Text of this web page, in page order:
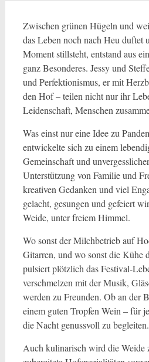
Zwischen grünen Hügeln und
das Leben noch nach Heu duftet
Moment stillsteht, entstand aus
ganz Besonderes. Jessy und
und Perfektionismus, er mit
den Hof – teilen nicht nur ihr
Leidenschaft, Menschen
Was einst nur eine Idee zu
entwickelte sich zu einem
Gemeinschaft und
Unterstützung von Familie und
kreativen Gedanken und viel
gelacht, gesungen und gefeiert
Weide, unter freiem Himmel.
Wo sonst der Milchbetrieb auf
Gitarren, und wo sonst die Kühe
pulsiert plötzlich das Festival-
verschmelzen mit der Musik,
werden zu Freunden. Ob an der
einem guten Tropfen Wein – für
die Nacht genussvoll zu begleiten.
Auch kulinarisch wird die